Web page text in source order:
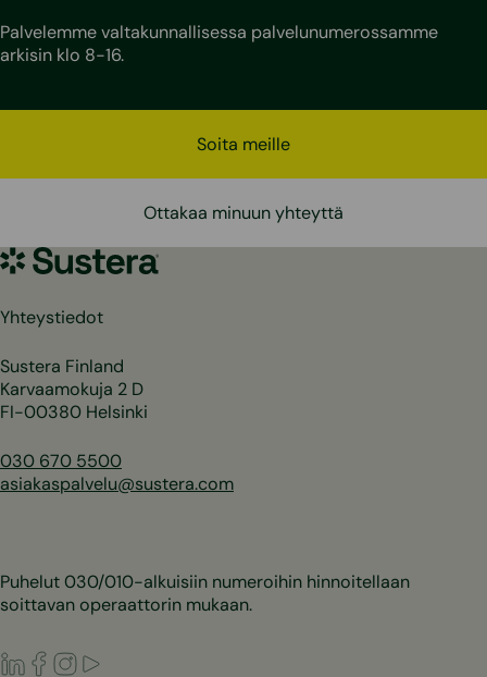
Palvelemme valtakunnallisessa palvelunumerossamme
arkisin klo 8-16.
Soita meille
Ottakaa minuun yhteyttä
Sustera
Yhteystiedot
Sustera Finland
Karvaamokuja 2 D
FI-00380 Helsinki
030 670 5500
asiakaspalvelu@sustera.com
Puhelut 030/010-alkuisiin numeroihin hinnoitellaan
soittavan operaattorin mukaan.
LinkedIn
Facebook
Instagram